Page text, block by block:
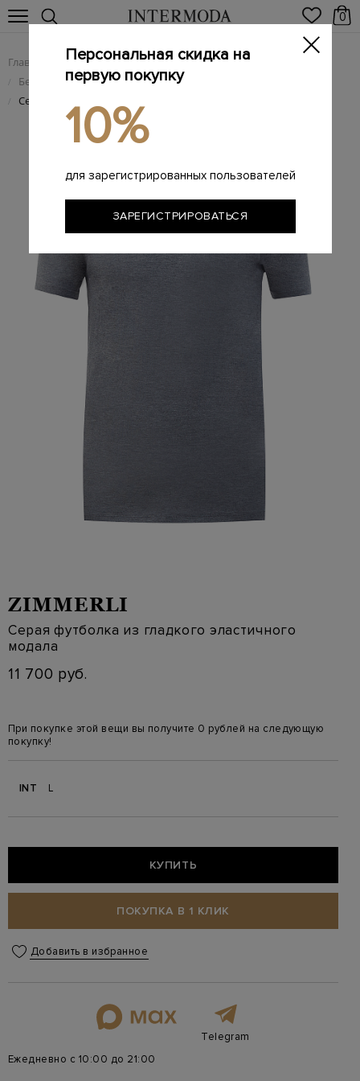
0
Главная Мужчинам / Одежда
/ Белье и домашняя одежда
/ Серая футболка из гладкого эластичного модала
ZIMMERLI
Серая футболка из гладкого эластичного
модала
11 700 руб.
При покупке этой вещи вы получите 0 рублей на следующую
покупку!
INT L
КУПИТЬ
ПОКУПКА В 1 КЛИК
Добавить в избранное
Telegram
Ежедневно с 10:00 до 21:00
Персональная скидка на
первую покупку
10%
для зарегистрированных пользователей
ЗАРЕГИСТРИРОВАТЬСЯ